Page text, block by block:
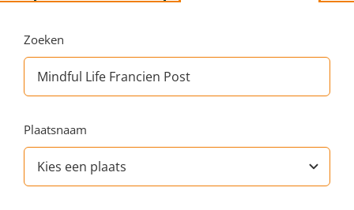
Zoeken
Plaatsnaam